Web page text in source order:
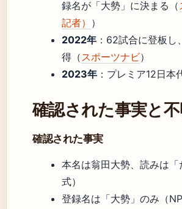
録名が「大勢」に決まる（
記者） ）
2022年 ：62試合に登板
得（スポーツナビ）
2023年 ：プレミア12日本
確認された事実と
確認された事実
本名は翁田大勢、読みは
式）
登録名は「大勢」のみ（